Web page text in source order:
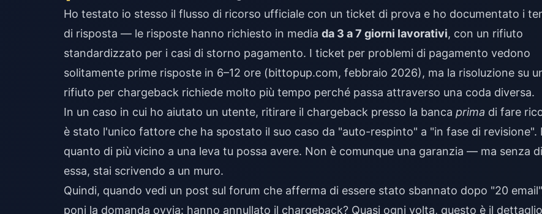
Ho testato io stesso il flusso di ricorso ufficiale con un ticket di prova e ho documentato i
di risposta — le risposte hanno richiesto in media da 3 a 7 giorni lavorativi, con un rifiuto
standardizzato per i casi di storno pagamento. I ticket per problemi di pagamento vedono
solitamente prime risposte in 6–12 ore (bittopup.com, febbraio 2026), ma la risoluzione su
rifiuto per chargeback richiede molto più tempo perché passa attraverso una coda diversa.
In un caso in cui ho aiutato un utente, ritirare il chargeback presso la banca prima di fare
è stato l'unico fattore che ha spostato il suo caso da "auto-respinto" a "in fase di revisione".
quanto di più vicino a una leva tu possa avere. Non è comunque una garanzia — ma senza di
essa, stai scrivendo a un muro.
Quindi, quando vedi un post sul forum che afferma di essere stato sbannato dopo "20
poni la domanda ovvia: hanno annullato il chargeback? Quasi ogni volta, questo è il dettaglio